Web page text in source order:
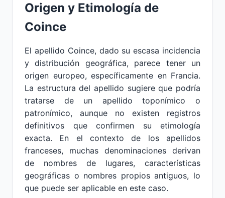
Origen y Etimología de
Coince
El apellido Coince, dado su escasa incidencia
y distribución geográfica, parece tener un
origen europeo, específicamente en Francia.
La estructura del apellido sugiere que podría
tratarse de un apellido toponímico o
patronímico, aunque no existen registros
definitivos que confirmen su etimología
exacta. En el contexto de los apellidos
franceses, muchas denominaciones derivan
de nombres de lugares, características
geográficas o nombres propios antiguos, lo
que puede ser aplicable en este caso.